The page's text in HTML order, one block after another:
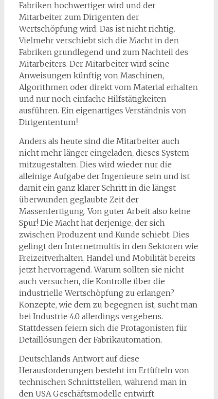
Fabriken hochwertiger wird und der
Mitarbeiter zum Dirigenten der
Wertschöpfung wird. Das ist nicht richtig.
Vielmehr verschiebt sich die Macht in den
Fabriken grundlegend und zum Nachteil des
Mitarbeiters. Der Mitarbeiter wird seine
Anweisungen künftig von Maschinen,
Algorithmen oder direkt vom Material erhalten
und nur noch einfache Hilfstätigkeiten
ausführen. Ein eigenartiges Verständnis von
Dirigententum!
Anders als heute sind die Mitarbeiter auch
nicht mehr länger eingeladen, dieses System
mitzugestalten. Dies wird wieder nur die
alleinige Aufgabe der Ingenieure sein und ist
damit ein ganz klarer Schritt in die längst
überwunden geglaubte Zeit der
Massenfertigung. Von guter Arbeit also keine
Spur! Die Macht hat derjenige, der sich
zwischen Produzent und Kunde schiebt. Dies
gelingt den Internetmultis in den Sektoren wie
Freizeitverhalten, Handel und Mobilität bereits
jetzt hervorragend. Warum sollten sie nicht
auch versuchen, die Kontrolle über die
industrielle Wertschöpfung zu erlangen?
Konzepte, wie dem zu begegnen ist, sucht man
bei Industrie 4.0 allerdings vergebens.
Stattdessen feiern sich die Protagonisten für
Detaillösungen der Fabrikautomation.
Deutschlands Antwort auf diese
Herausforderungen besteht im Ertüfteln von
technischen Schnittstellen, während man in
den USA Geschäftsmodelle entwirft.